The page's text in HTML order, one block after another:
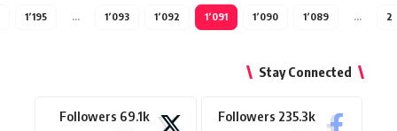
1٬090 1٬091 1٬092 1٬093 … 1٬195 1٬196
Stay
Followers
69.1k
Followers